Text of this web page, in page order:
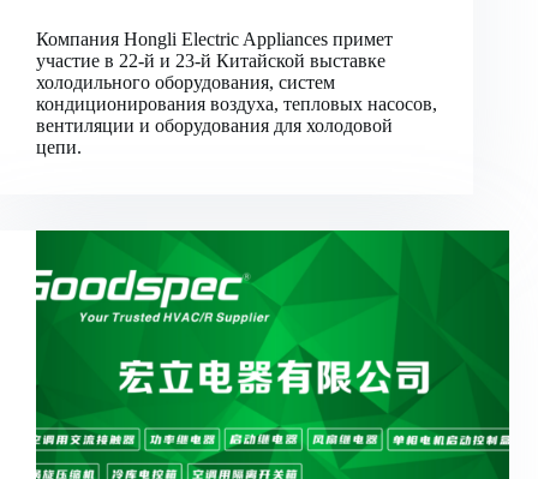
Компания Hongli Electric Appliances примет
участие в 22-й и 23-й Китайской выставке
холодильного оборудования, систем
кондиционирования воздуха, тепловых насосов,
вентиляции и оборудования для холодовой
цепи.